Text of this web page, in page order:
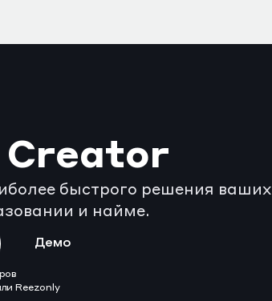
Creator
быстрого решения ваших
и найме.
Демо
Reezonly